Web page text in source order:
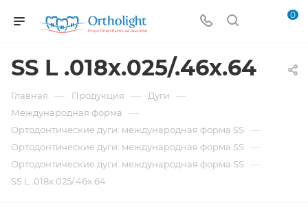
0
SS L .018x.025/.46x.64
Главная — Продукция — Дуги —
Международная форма —
Ортодонтические дуги: международная форма SS —
Ортодонтические дуги: международная форма SS —
Ортодонтические дуги: международная форма SS —
SS L .018x.025/.46x.64